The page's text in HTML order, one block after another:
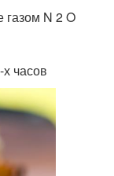
газом N 2 O
часов